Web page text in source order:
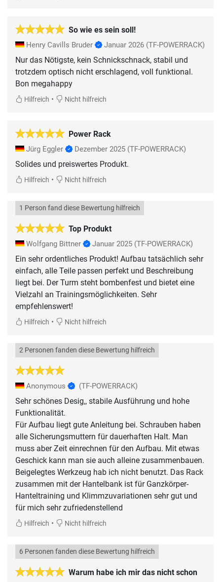
So wie es sein soll!
Henry Cavills Bruder Januar 2026 (TF-POWERRACK)
Nur das Nötigste, kein Schnickschnack, stabil und
trotzdem optisch nicht erschlagend, voll funktional.
Bon megahappy
Hilfreich • Nicht hilfreich
Power Rack
Jürg Eggler Dezember 2025 (TF-POWERRACK)
Solides und preiswertes Produkt.
Hilfreich • Nicht hilfreich
Top Produkt
1 Person fand diese Bewertung hilfreich
Wolfgang Bittner Januar 2025 (TF-POWERRACK)
Ein sehr ordentliches Produkt! Aufbau tatsächlich sehr
einfach, alle Teile passen perfekt und Beschreibung
liegt bei. Der Turm steht bombenfest und bietet eine
Vielzahl an Trainingsmöglichkeiten. Sehr
empfehlenswert!
Hilfreich • Nicht hilfreich
2 Personen fanden diese Bewertung hilfreich
Anonymous (TF-POWERRACK)
Sehr schönes Desig,, stabile Ausführung und hohe
Funktionalität.
Für Aufbau liegt gute Anleitung bei. Schrauben haben
alle Sicherungsmuttern für dauerhaften Halt. Man
muss aber Zeit einrechnen für den Aufbau. Mit etwas
Geschick kann man sie auch alleine zusammenbauen.
Beigelegtes Werkzeug hab ich nicht benutzt. Das Rack
zusammen mit der Hantelbank ist für Ganzkörper-
Hanteltraining und Klimmzuvariationen sehr gut und
für mich sehr zufriedenstellend
Hilfreich • Nicht hilfreich
Warum habe ich mir das nicht schon
6 Personen fanden diese Bewertung hilfreich